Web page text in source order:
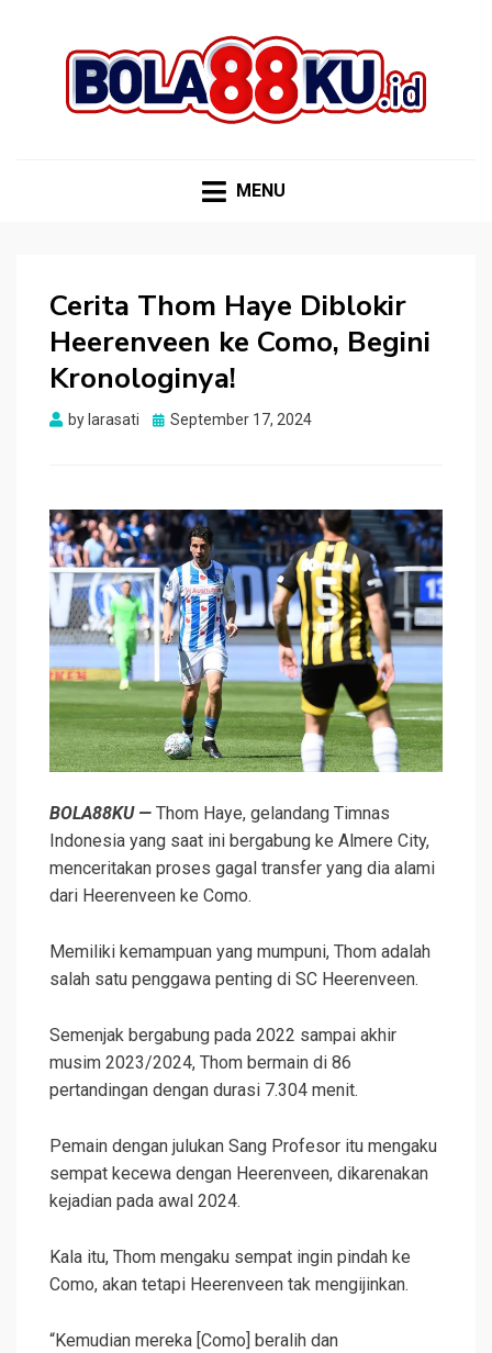
MENU
Cerita Thom Haye Diblokir
Heerenveen ke Como, Begini
Kronologinya!
by larasati
Posted
September 17, 2024
BOLA88KU — Thom Haye, gelandang Timnas
Indonesia yang saat ini bergabung ke Almere City,
menceritakan proses gagal transfer yang dia alami
dari Heerenveen ke Como.
Memiliki kemampuan yang mumpuni, Thom adalah
salah satu penggawa penting di SC Heerenveen.
Semenjak bergabung pada 2022 sampai akhir
musim 2023/2024, Thom bermain di 86
pertandingan dengan durasi 7.304 menit.
Pemain dengan julukan Sang Profesor itu mengaku
sempat kecewa dengan Heerenveen, dikarenakan
kejadian pada awal 2024.
Kala itu, Thom mengaku sempat ingin pindah ke
Como, akan tetapi Heerenveen tak mengijinkan.
“Kemudian mereka [Como] beralih dan